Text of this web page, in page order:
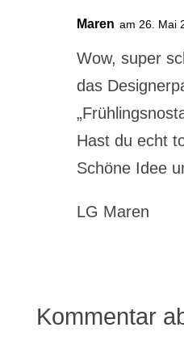
Maren am 26. Mai
Wow, super
das
Hast du echt
Schöne Idee
LG Maren
Kommentar